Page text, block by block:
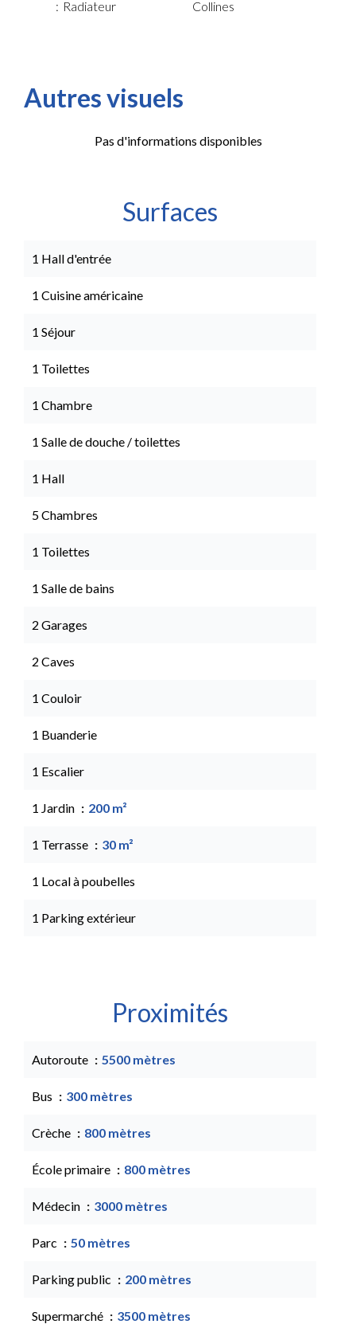
Radiateur
Collines
Autres visuels
Pas d'informations disponibles
Surfaces
1 Hall d'entrée
1 Cuisine américaine
1 Séjour
1 Toilettes
1 Chambre
1 Salle de douche / toilettes
1 Hall
5 Chambres
1 Toilettes
1 Salle de bains
2 Garages
2 Caves
1 Couloir
1 Buanderie
1 Escalier
1 Jardin 200 m²
1 Terrasse 30 m²
1 Local à poubelles
1 Parking extérieur
Proximités
Autoroute 5500 mètres
Bus 300 mètres
Crèche 800 mètres
École primaire 800 mètres
Médecin 3000 mètres
Parc 50 mètres
Parking public 200 mètres
Supermarché 3500 mètres